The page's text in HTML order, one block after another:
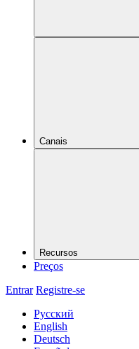
Canais
Recursos
Preços
Entrar Registre-se
Русский
English
Deutsch